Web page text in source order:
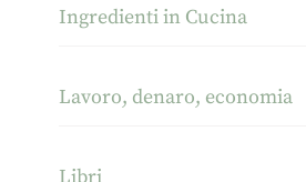
Ingredienti in Cucina
Lavoro, denaro, economia